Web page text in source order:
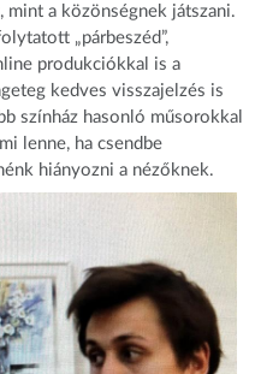
mint a közönségnek játszani.
„párbeszéd”,
produkciókkal is a
kedves visszajelzés is
színház hasonló műsorokkal
lenne, ha csendbe
hiányozni a nézőknek.